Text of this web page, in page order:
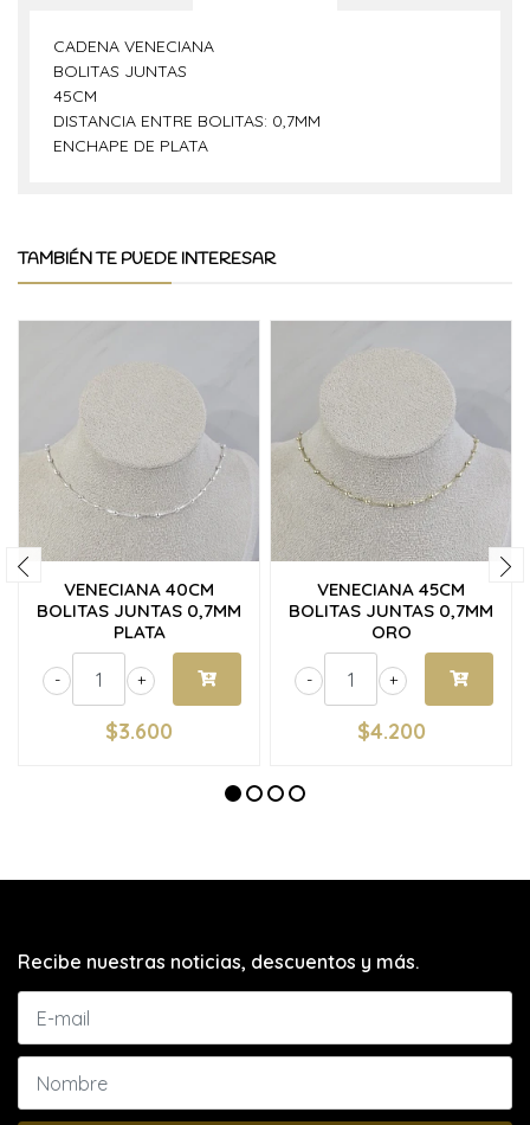
CADENA VENECIANA
BOLITAS JUNTAS
45CM
DISTANCIA ENTRE BOLITAS: 0,7MM
ENCHAPE DE PLATA
TAMBIÉN TE PUEDE INTERESAR
VENECIANA 40CM
BOLITAS JUNTAS 0,7MM
PLATA
+
-
$3.600
VENECIANA 45CM
BOLITAS JUNTAS 0,7MM
ORO
+
-
$4.200
Recibe nuestras noticias, descuentos y más.